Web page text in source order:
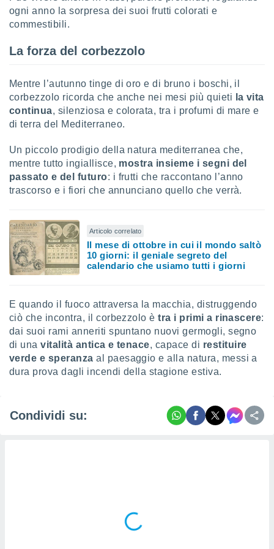
ogni anno la sorpresa dei suoi frutti colorati e
commestibili.
La forza del corbezzolo
Mentre l’autunno tinge di oro e di bruno i boschi, il
corbezzolo ricorda che anche nei mesi più quieti la vita
continua, silenziosa e colorata, tra i profumi di mare e
di terra del Mediterraneo.
Un piccolo prodigio della natura mediterranea che,
mentre tutto ingiallisce, mostra insieme i segni del
passato e del futuro: i frutti che raccontano l’anno
trascorso e i fiori che annunciano quello che verrà.
Articolo correlato
Il mese di ottobre in cui il mondo saltò
10 giorni: il geniale segreto del
calendario che usiamo tutti i giorni
E quando il fuoco attraversa la macchia, distruggendo
ciò che incontra, il corbezzolo ètra i primi a rinascere:
dai suoi rami anneriti spuntano nuovi germogli, segno
di unavitalità antica e tenace, capace di restituire
verde e speranza al paesaggio e alla natura, messi a
dura prova dagli incendi della stagione estiva.
Condividi su: